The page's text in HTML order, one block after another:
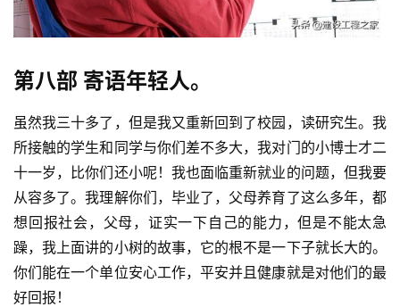
第八部 寄语年轻人。
虽然我三十多了，但是我又重新回到了校园，读研究生。我
所接触的学生和同学与你们差不多大，我对门的小博士才二
十一岁，比你们还小呢！我也面临重新就业的问题，但我要
从容多了。我理解你们，毕业了，父母养育了这么多年，都
想回报社会，父母，证实一下自己的能力，但是不能太急
躁，我上面讲的小树的故事，它的根不是一下子就长大的。
你们能在一个单位安心工作，平安并且健康就是对他们的最
好回报！